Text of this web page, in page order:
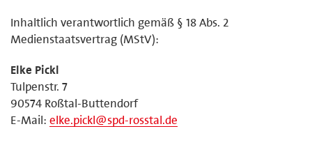
Inhaltlich verantwortlich gemäß § 18 Abs. 2
Medienstaatsvertrag (MStV):
Elke Pickl
Tulpenstr. 7
90574 Roßtal-Buttendorf
E-Mail: elke.pickl@spd-rosstal.de